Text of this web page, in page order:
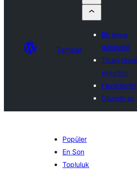
Temalar
Bir tema
gönderin
Ticari tema
şirketleri
Favorilerim
Oturum aç
Popüler
En Son
Topluluk